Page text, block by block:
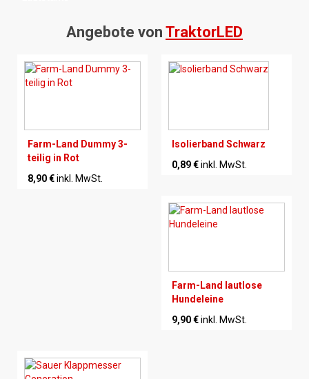
Angebote von TraktorLED
Farm-Land Dummy 3-
teilig in Rot
8,90 €inkl. MwSt.
Isolierband Schwarz
0,89 €inkl. MwSt.
Farm-Land lautlose
Hundeleine
9,90 €inkl. MwSt.